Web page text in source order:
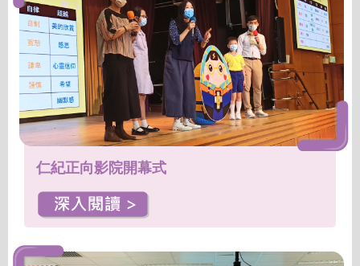
仁紀正向影院開幕式